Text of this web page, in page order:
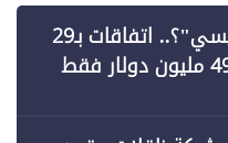
أين ذهبت قروض "عهد السيسي"؟.. اتفاقات بـ29
مليار دولار لقطاع الكهرباء 490 مليون دولار فقط